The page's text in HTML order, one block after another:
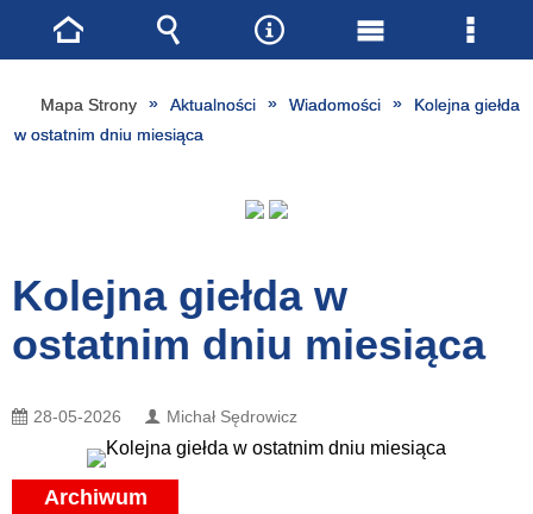
Mapa Strony Aktualności Wiadomości
Kolejna giełda
w ostatnim dniu miesiąca
Kolejna giełda w
ostatnim dniu miesiąca
28-05-2026 Michał Sędrowicz
Archiwum
Strona
główna
Wyszukiwarka
NarzędziaMenu
główne
Menu